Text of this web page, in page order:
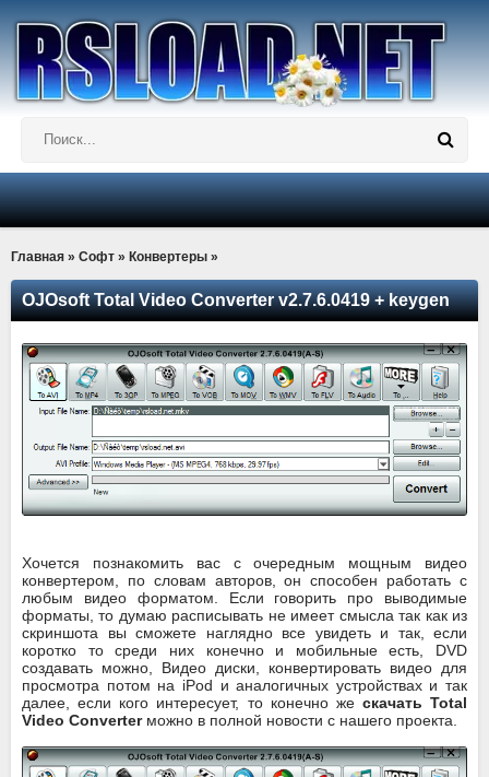
Главная » Софт » Конвертеры »
OJOsoft Total Video Converter v2.7.6.0419 + keygen
Хочется познакомить вас с очередным мощным видео
конвертером, по словам авторов, он способен работать с
любым видео форматом. Если говорить про выводимые
форматы, то думаю расписывать не имеет смысла так как из
скриншота вы сможете наглядно все увидеть и так, если
коротко то среди них конечно и мобильные есть, DVD
создавать можно, Видео диски, конвертировать видео для
просмотра потом на iPod и аналогичных устройствах и так
далее, если кого интересует, то конечно же скачать Total
Video Converterможно в полной новости с нашего проекта.